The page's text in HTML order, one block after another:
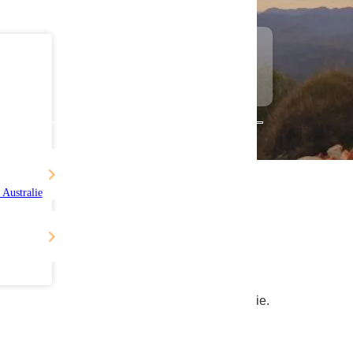
Australie
vacances en van ou camping-car en Australie.